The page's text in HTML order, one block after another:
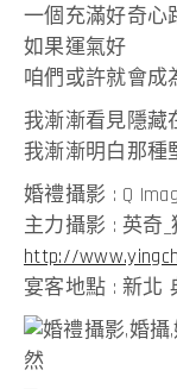
一個充滿好奇心
如果運氣好
咱們或許就會成
我漸漸看見隱藏
我漸漸明白那種
婚禮攝影 : Q
主力攝影 : 英奇
http://
宴客地點 : 新北